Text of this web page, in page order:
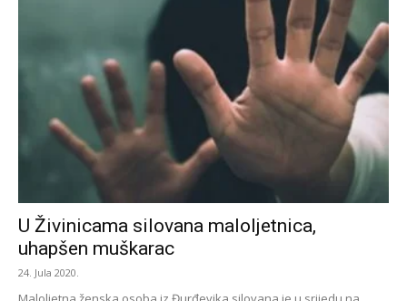
U Živinicama silovana maloljetnica,
uhapšen muškarac
24. Jula 2020.